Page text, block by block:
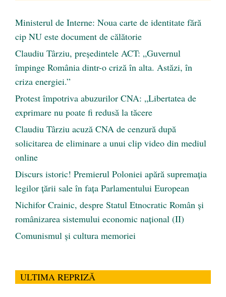
Ministerul de Interne: Noua carte de identitate fără
cip NU este document de călătorie
Claudiu Târziu, președintele ACT: „Guvernul
împinge România dintr-o criză în alta. Astăzi, în
criza energiei.”
Protest împotriva abuzurilor CNA: „Libertatea de
exprimare nu poate fi redusă la tăcere
Claudiu Târziu acuză CNA de cenzură după
solicitarea de eliminare a unui clip video din mediul
online
Discurs istoric! Premierul Poloniei apără supremația
legilor țării sale în fața Parlamentului European
Nichifor Crainic, despre Statul Etnocratic Român şi
românizarea sistemului economic naţional (II)
Comunismul şi cultura memoriei
ULTIMA REPRIZĂ